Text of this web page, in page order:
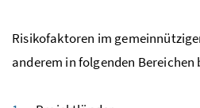
Risikofaktoren im
anderem in folgenden Bereichen